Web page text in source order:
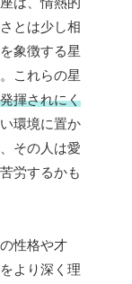
とは少し相
象徴する星
これらの星
揮されにく
環境に置か
その人は愛
労するかも
性格や才
より深く理